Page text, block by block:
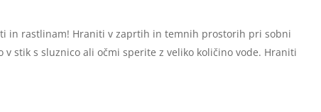
in rastlinam! Hraniti v zaprtih in temnih prostorih pri sobni
stik s sluznico ali očmi sperite z veliko količino vode. Hraniti